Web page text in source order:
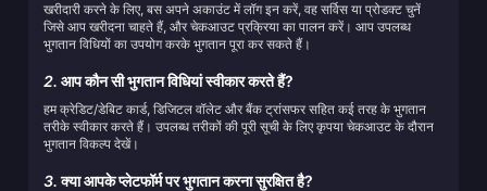
खरीदारी करने के लिए, बस अपने अकाउंट में लॉग इन करें, वह सर्विस या प्रोडक्ट चुनें
जिसे आप खरीदना चाहते हैं, और चेकआउट प्रक्रिया का पालन करें। आप उपलब्ध
भुगतान विधियों का उपयोग करके भुगतान पूरा कर सकते हैं।
2. आप कौन सी भुगतान विधियां स्वीकार करते हैं?
हम क्रेडिट/डेबिट कार्ड, डिजिटल वॉलेट और बैंक ट्रांसफर सहित कई तरह के भुगतान
तरीके स्वीकार करते हैं। उपलब्ध तरीकों की पूरी सूची के लिए कृपया चेकआउट के दौरान
भुगतान विकल्प देखें।
3.क्या आपके प्लेटफॉर्म पर भुगतान करना सुरक्षित है?